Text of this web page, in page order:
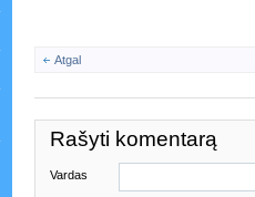
Atgal
Rašyti komentarą
Vardas